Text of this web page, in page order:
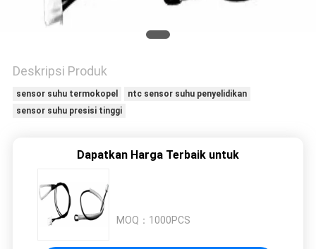
Deskripsi Produk
sensor suhu termokopel
ntc sensor suhu penyelidikan
sensor suhu presisi tinggi
Dapatkan Harga Terbaik untuk
MOQ： 1000PCS